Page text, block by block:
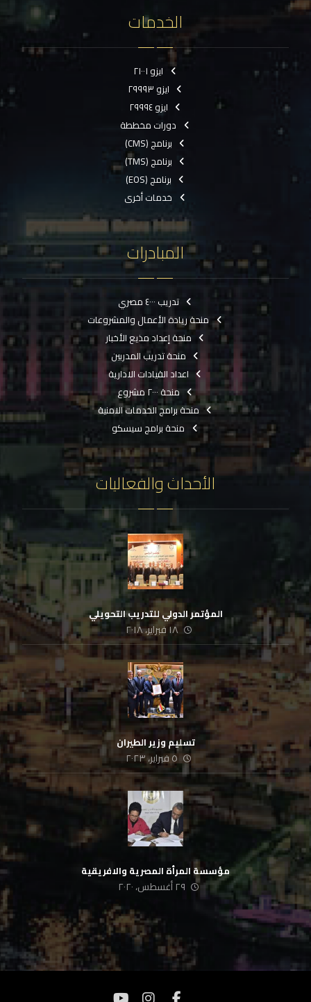
الخدمات
ايزو ٢١٠٠١
ايزو ٢٩٩٩٣
ايزو ٢٩٩٩٤
دورات مخططة
برنامج (CMS)
برنامج (TMS)
برنامج (EOS)
خدمات أخرى
المبادرات
تدريب ٤٠٠٠ مصري
منحة ريادة الأعمال والمشروعات
منحة إعداد مذيع الأخبار
منحة تدريب المدربين
اعداد القيادات الادارية
منحة ٢٠٠٠ مشروع
منحة برامج الخدمات الامنية
منحة برامج سيسكو
الأحداث والفعاليات
المؤتمر الدولي للتدريب التحويلي
١٨ فبراير، ٢٠١٨
تسليم وزير الطيران
٥ فبراير، ٢٠٢٣
مؤسسة المرأة المصرية والافريقية
٢٩ أغسطس، ٢٠٢٠